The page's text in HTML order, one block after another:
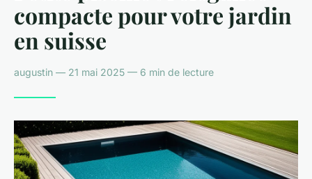
compacte pour votre jardin
en suisse
augustin — 21 mai 2025 — 6 min de lecture